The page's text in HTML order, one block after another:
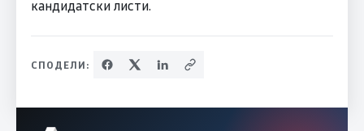
кандидатски листи.
СПОДЕЛИ: